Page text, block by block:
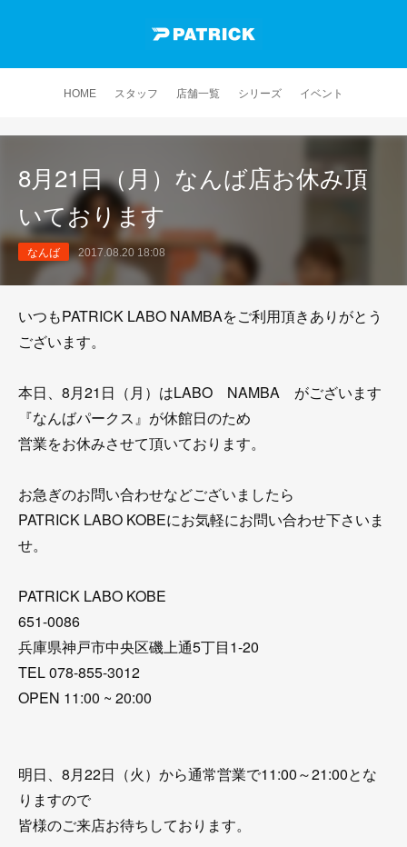
HOME スタッフ 店舗一覧 シリーズ イベント
8月21日（月）なんば店お休み頂
いております
なんば 2017.08.20 18:08
いつもPATRICK LABO NAMBAをご利用頂きありがとう
ございます。
本日、8月21日（月）はLABO NAMBA がございます
『なんばパークス』が休館日のため
営業をお休みさせて頂いております。
お急ぎのお問い合わせなどございましたら
PATRICK LABO KOBEにお気軽にお問い合わせ下さいま
せ。
PATRICK LABO KOBE
651-0086
兵庫県神戸市中央区磯上通5丁目1-20
TEL 078-855-3012
OPEN 11:00 ~ 20:00
明日、8月22日（火）から通常営業で11:00～21:00とな
りますので
皆様のご来店お待ちしております。